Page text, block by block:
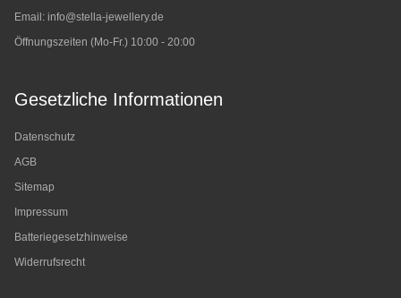
Email: info@stella-jewellery.de
Öffnungszeiten (Mo-Fr.) 10:00 - 20:00
Gesetzliche Informationen
Datenschutz
AGB
Sitemap
Impressum
Batteriegesetzhinweise
Widerrufsrecht